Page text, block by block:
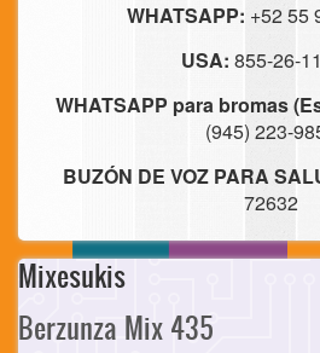
WHATSAPP: +52 55
USA: 855-26-
WHATSAPP para bromas
(945) 223-
BUZÓN DE VOZ PARA
72632
Mixesukis
Berzunza Mix 435